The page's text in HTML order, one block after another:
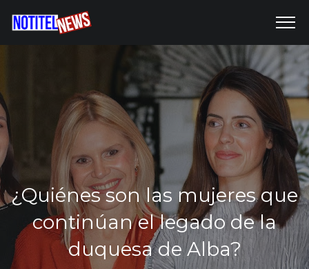
¿Quiénes son las mujeres que
continúan el legado de la
duquesa de Alba?